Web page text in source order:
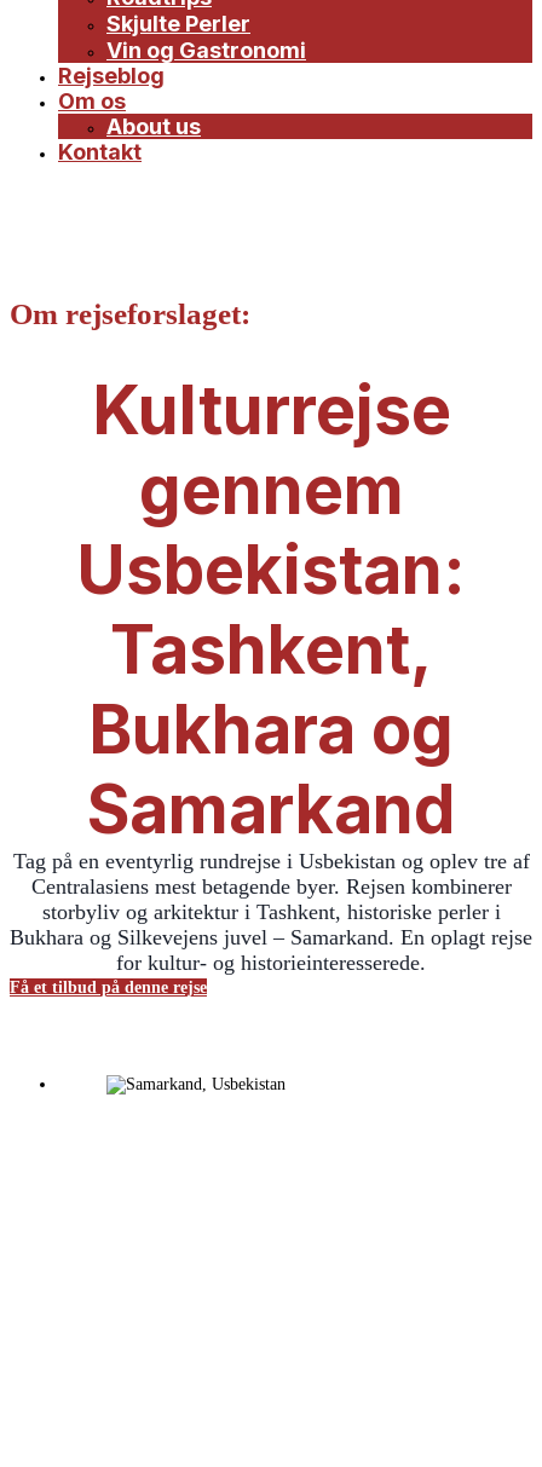
Skjulte Perler
Vin og Gastronomi
Rejseblog
Om os
About us
Kontakt
Om rejseforslaget:
Kulturrejse
gennem
Usbekistan:
Tashkent,
Bukhara og
Samarkand
Tag på en eventyrlig rundrejse i Usbekistan og oplev tre af
Centralasiens mest betagende byer. Rejsen kombinerer
storbyliv og arkitektur i Tashkent, historiske perler i
Bukhara og Silkevejens juvel – Samarkand. En oplagt rejse
for kultur- og historieinteresserede.
Få et tilbud på denne rejse